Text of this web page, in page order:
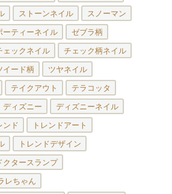
ストーンネイル スノーマン
ーティーネイル ゼブラ柄
ェックネイル チェック柄ネイル
イード柄 ツヤネイル
テイクアウト テラコッタ
ディズニー ディズニーネイル
ンド トレンドアート
トレンドデザイン
クタースランプ
レちゃん